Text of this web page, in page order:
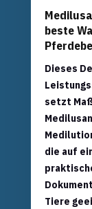
beste
Dieses
setzt
die auf
Tiere